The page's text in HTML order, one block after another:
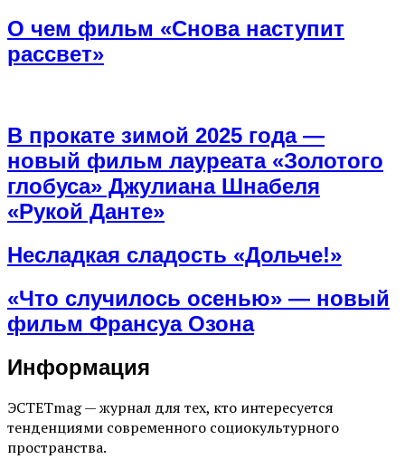
О чем фильм «Снова наступит
рассвет»
В прокате зимой 2025 года —
новый фильм лауреата «Золотого
глобуса» Джулиана Шнабеля
«Рукой Данте»
Несладкая сладость «Дольче!»
«Что случилось осенью» — новый
фильм Франсуа Озона
Информация
ЭСТЕТmag — журнал для тех, кто интересуется
тенденциями современного социокультурного
пространства.